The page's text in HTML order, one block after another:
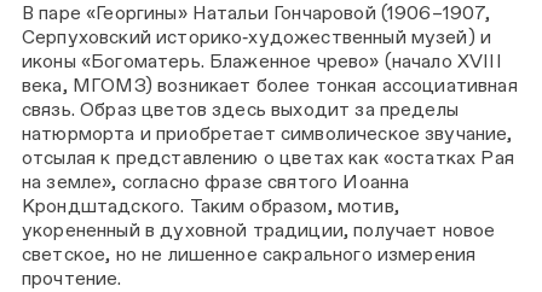
В паре «Георгины» Натальи Гончаровой (1906–1907,
Серпуховский историко‑художественный музей) и
иконы «Богоматерь. Блаженное чрево» (начало XVIII
века, МГОМЗ) возникает более тонкая ассоциативная
связь. Образ цветов здесь выходит за пределы
натюрморта и приобретает символическое звучание,
отсылая к представлению о цветах как «остатках Рая
на земле», согласно фразе святого Иоанна
Крондштадского. Таким образом, мотив,
укорененный в духовной традиции, получает новое
светское, но не лишенное сакрального измерения
прочтение.